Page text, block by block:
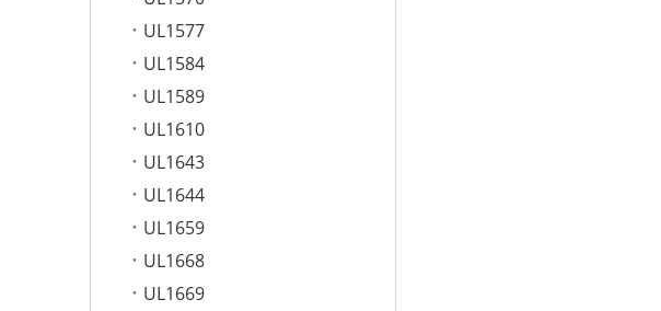
UL1577
UL1584
UL1589
UL1610
UL1643
UL1644
UL1659
UL1668
UL1669